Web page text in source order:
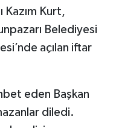
Kazım Kurt,
Belediyesi
açılan iftar
eden Başkan
diledi.